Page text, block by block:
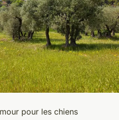
pour les chiens